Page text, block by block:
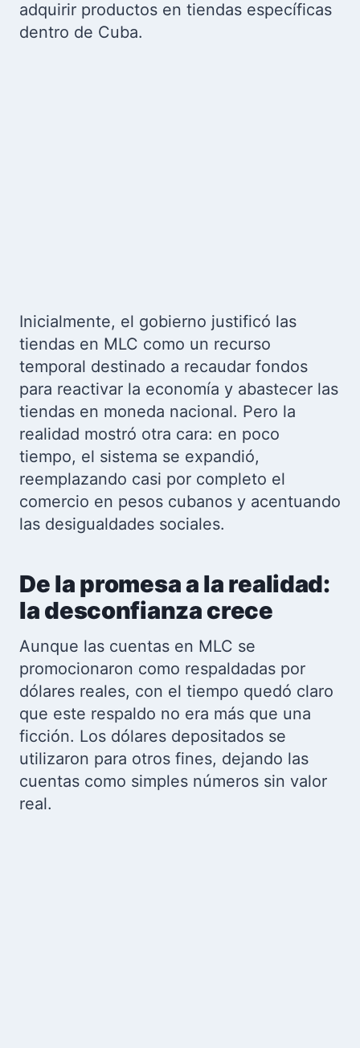
adquirir productos en tiendas específicas
dentro de Cuba.
Inicialmente, el gobierno justificó las
tiendas en MLC como un recurso
temporal destinado a recaudar fondos
para reactivar la economía y abastecer las
tiendas en moneda nacional. Pero la
realidad mostró otra cara: en poco
tiempo, el sistema se expandió,
reemplazando casi por completo el
comercio en pesos cubanos y acentuando
las desigualdades sociales.
De la promesa a la realidad:
la desconfianza crece
Aunque las cuentas en MLC se
promocionaron como respaldadas por
dólares reales, con el tiempo quedó claro
que este respaldo no era más que una
ficción. Los dólares depositados se
utilizaron para otros fines, dejando las
cuentas como simples números sin valor
real.